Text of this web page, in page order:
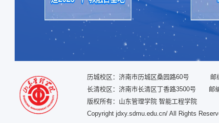
历城校区：济南市历城区桑园路60号 邮
长清校区：济南市长清区丁香路3500号 邮
版权所有：山东管理学院 智能工程学院
Copyright jdxy.sdmu.edu.cn/ All Rights